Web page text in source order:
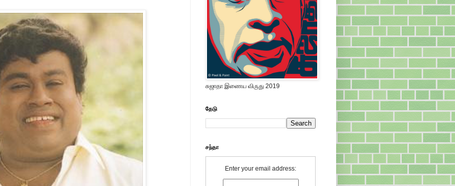
சுஜாதா இணைய விருது 2019
தேடு
சந்தா
Enter your email address: